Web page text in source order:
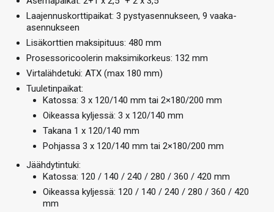
Laajennuskorttipaikat: 3 pystyasennukseen, 9 vaaka-
asennukseen
Lisäkorttien maksipituus: 480 mm
Prosessoricoolerin maksimikorkeus: 132 mm
Virtalähdetuki: ATX (max 180 mm)
Tuuletinpaikat:
Katossa: 3 x 120/140 mm tai 2×180/200 mm
Oikeassa kyljessä: 3 x 120/140 mm
Takana 1 x 120/140 mm
Pohjassa 3 x 120/140 mm tai 2×180/200 mm
Jäähdytintuki:
Katossa: 120 / 140 / 240 / 280 / 360 / 420 mm
Oikeassa kyljessä: 120 / 140 / 240 / 280 / 360 / 420
mm